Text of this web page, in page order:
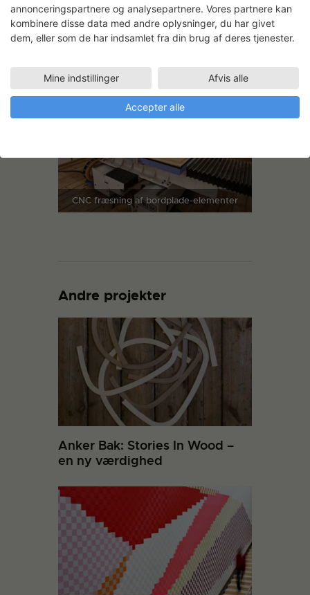
Brokonstruktion
CNC fræsning af bordplade-elementer
Andre projekter
Anker Bak: Stories In Wood –
en ny værdighed
annonceringspartnere og analysepartnere. Vores partnere kan
kombinere disse data med andre oplysninger, du har givet
dem, eller som de har indsamlet fra din brug af deres tjenester.
Mine indstillinger Afvis alle
Accepter alle